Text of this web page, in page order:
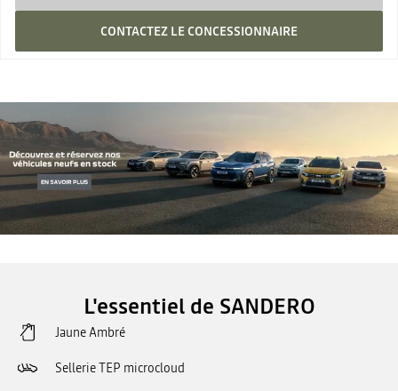
CONTACTEZ LE CONCESSIONNAIRE
L'essentiel de SANDERO
Jaune Ambré
Sellerie TEP microcloud